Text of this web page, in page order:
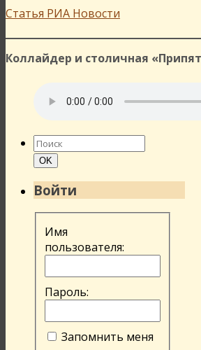
Статья РИА Новости
Коллайдер и столичная
Найти:
Поиск
OK
Войти
Имя
пользователя:
Пароль:
Запомнить меня